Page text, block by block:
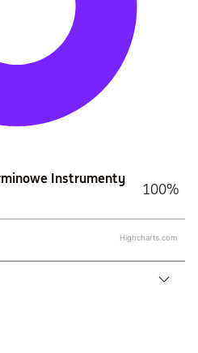
Highcharts.com
Instrumenty
100%